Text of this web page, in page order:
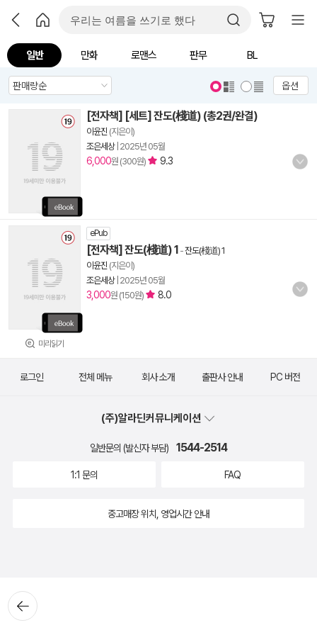
일반 만화 로맨스 판무 BL
옵션
[전자책] [세트] 잔도(棧道) (총2권/완결)
이윤진 (지은이)
조은세상| 2025년 05월
6,000원 (300원) 9.3
미리읽기
ePub
[전자책] 잔도(棧道) 1 -잔도(棧道) 1
이윤진 (지은이)
조은세상| 2025년 05월
3,000원 (150원) 8.0
뒤로가
기
로그인 전체 메뉴 회사 소개 출판사 안내 PC 버전
(주)알라딘커뮤니케이션
일반문의 (발신자 부담) 1544-2514
1:1 문의 FAQ
중고매장 위치, 영업시간 안내